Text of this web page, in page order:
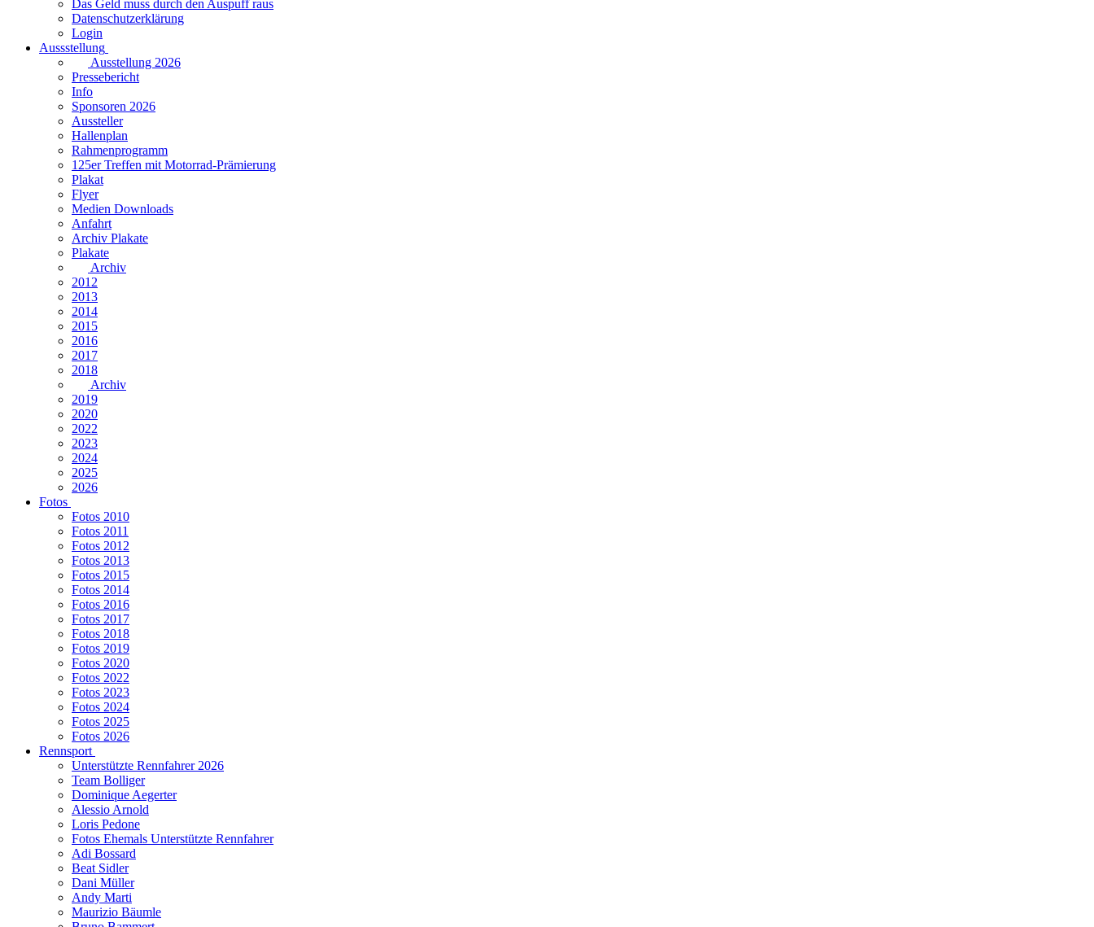
Das Geld muss durch den Auspuff raus
Datenschutzerklärung
Login
Aussstellung
Ausstellung 2026
Pressebericht
Info
Sponsoren 2026
Aussteller
Hallenplan
Rahmenprogramm
125er Treffen mit Motorrad-Prämierung
Plakat
Flyer
Medien Downloads
Anfahrt
Archiv Plakate
Plakate
Archiv
2012
2013
2014
2015
2016
2017
2018
Archiv
2019
2020
2022
2023
2024
2025
2026
Fotos
Fotos 2010
Fotos 2011
Fotos 2012
Fotos 2013
Fotos 2015
Fotos 2014
Fotos 2016
Fotos 2017
Fotos 2018
Fotos 2019
Fotos 2020
Fotos 2022
Fotos 2023
Fotos 2024
Fotos 2025
Fotos 2026
Rennsport
Unterstützte Rennfahrer 2026
Team Bolliger
Dominique Aegerter
Alessio Arnold
Loris Pedone
Fotos Ehemals Unterstützte Rennfahrer
Adi Bossard
Beat Sidler
Dani Müller
Andy Marti
Maurizio Bäumle